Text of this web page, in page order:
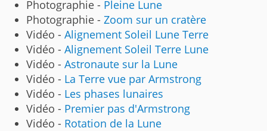
Photographie - Pleine Lune
Photographie - Zoom sur un cratère
Vidéo - Alignement Soleil Lune Terre
Vidéo - Alignement Soleil Terre Lune
Vidéo - Astronaute sur la Lune
Vidéo - La Terre vue par Armstrong
Vidéo - Les phases lunaires
Vidéo - Premier pas d'Armstrong
Vidéo - Rotation de la Lune